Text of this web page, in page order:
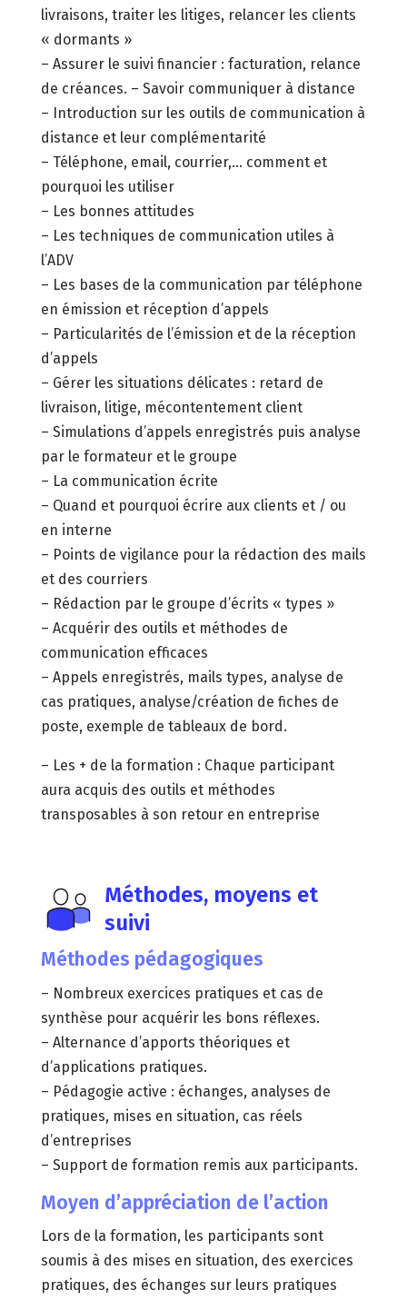
livraisons, traiter les litiges, relancer les clients
« dormants »
– Assurer le suivi financier : facturation, relance
de créances. – Savoir communiquer à distance
– Introduction sur les outils de communication à
distance et leur complémentarité
– Téléphone, email, courrier,… comment et
pourquoi les utiliser
– Les bonnes attitudes
– Les techniques de communication utiles à
l’ADV
– Les bases de la communication par téléphone
en émission et réception d’appels
– Particularités de l’émission et de la réception
d’appels
– Gérer les situations délicates : retard de
livraison, litige, mécontentement client
– Simulations d’appels enregistrés puis analyse
par le formateur et le groupe
– La communication écrite
– Quand et pourquoi écrire aux clients et / ou
en interne
– Points de vigilance pour la rédaction des mails
et des courriers
– Rédaction par le groupe d’écrits « types »
– Acquérir des outils et méthodes de
communication efficaces
– Appels enregistrés, mails types, analyse de
cas pratiques, analyse/création de fiches de
poste, exemple de tableaux de bord.
– Les + de la formation : Chaque participant
aura acquis des outils et méthodes
transposables à son retour en entreprise
Méthodes, moyens et
suivi
Méthodes pédagogiques
– Nombreux exercices pratiques et cas de
synthèse pour acquérir les bons réflexes.
– Alternance d’apports théoriques et
d’applications pratiques.
– Pédagogie active : échanges, analyses de
pratiques, mises en situation, cas réels
d’entreprises
– Support de formation remis aux participants.
Moyen d’appréciation de l’action
Lors de la formation, les participants sont
soumis à des mises en situation, des exercices
pratiques, des échanges sur leurs pratiques